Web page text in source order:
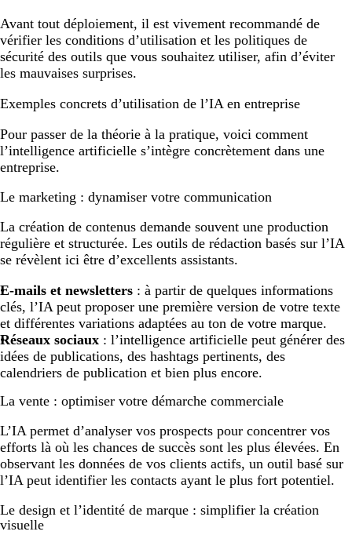
Avant tout déploiement, il est vivement recommandé de
vérifier les conditions d’utilisation et les politiques de
sécurité des outils que vous souhaitez utiliser, afin d’éviter
les mauvaises surprises.
Exemples concrets d’utilisation de l’IA en entreprise
Pour passer de la théorie à la pratique, voici comment
l’intelligence artificielle s’intègre concrètement dans une
entreprise.
Le marketing : dynamiser votre communication
La création de contenus demande souvent une production
régulière et structurée. Les outils de rédaction basés sur l’IA
se révèlent ici être d’excellents assistants.
E-mails et newsletters : à partir de quelques informations
clés, l’IA peut proposer une première version de votre texte
et différentes variations adaptées au ton de votre marque.
Réseaux sociaux : l’intelligence artificielle peut générer des
idées de publications, des hashtags pertinents, des
calendriers de publication et bien plus encore.
La vente : optimiser votre démarche commerciale
L’IA permet d’analyser vos prospects pour concentrer vos
efforts là où les chances de succès sont les plus élevées. En
observant les données de vos clients actifs, un outil basé sur
l’IA peut identifier les contacts ayant le plus fort potentiel.
Le design et l’identité de marque : simplifier la création
visuelle